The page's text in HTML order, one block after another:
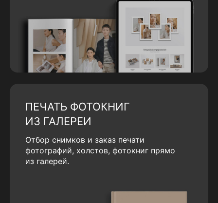
ПЕЧАТЬ ФОТОКНИГ
ИЗ ГАЛЕРЕИ
Отбор снимков и заказ печати
фотографий, холстов, фотокниг прямо
из галерей.